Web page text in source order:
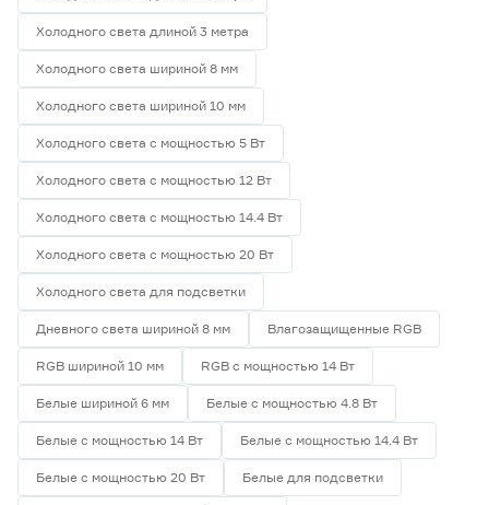
Холодного света длиной 3 метра
Холодного света шириной 8 мм
Холодного света шириной 10 мм
Холодного света с мощностью 5 Вт
Холодного света с мощностью 12 Вт
Холодного света с мощностью 14.4 Вт
Холодного света с мощностью 20 Вт
Холодного света для подсветки
Дневного света шириной 8 мм Влагозащищенные RGB
RGB шириной 10 мм RGB с мощностью 14 Вт
Белые шириной 6 мм Белые с мощностью 4.8 Вт
Белые с мощностью 14 Вт Белые с мощностью 14.4 Вт
Белые с мощностью 20 Вт Белые для подсветки